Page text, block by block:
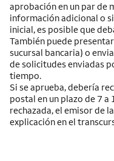
aprobación en un par de
información adicional o
inicial, es posible que
También puede
sucursal bancaria) o
de solicitudes enviadas
tiempo.
Si se aprueba, debería
postal en un plazo de 7
rechazada, el emisor de
explicación en el